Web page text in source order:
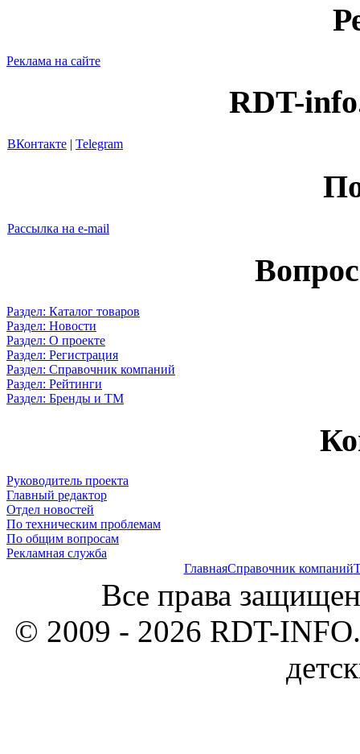
Реклама на сайте
RDT-
ВКонтакте | Telegram
Рассылка на e-mail
Раздел: Каталог товаров
Раздел: Новости
Раздел: О проекте
Раздел: Регистрация
Раздел: Справочник компаний
Раздел: Рейтинги
Раздел: Бренды и ТМ
Руководитель проекта
Главный редактор
Отдел новостей
По техническим проблемам
По общим вопросам
Рекламная служба
ГлавнаяСправочник компаний
Все права
© 2009 - 2026 RDT-